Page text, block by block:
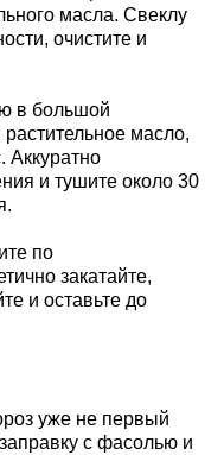
масла. Свеклу
очистите и
в большой
масло,
Аккуратно
и тушите около 30
по
закатайте,
и оставьте до
уже не первый
с фасолью и